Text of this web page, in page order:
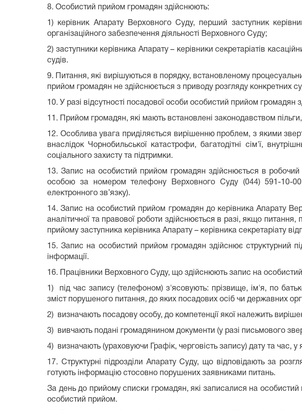
8. Особистий прийом громадян здійснюють:
1) керівник Апарату Верховного Суду, перший заступник
організаційного забезпечення діяльності Верховного Суду;
2) заступники керівника Апарату – керівники секретаріатів
судів.
9. Питання, які вирішуються в порядку, встановленому
прийом громадян не здійснюється з приводу розгляду конкретних
10. У разі відсутності посадової особи особистий прийом
11. Прийом громадян, які мають встановлені законодавством
12. Особлива увага приділяється вирішенню проблем, з якими
внаслідок Чорнобильської катастрофи, багатодітні сім'ї,
соціального захисту та підтримки.
13. Запис на особистий прийом громадян здійснюється в
особою за номером телефону Верховного Суду (044) 591-10-
електронного зв’язку).
14. Запис на особистий прийом громадян до керівника Апарату
аналітичної та правової роботи здійснюється в разі, якщо
прийому заступника керівника Апарату – керівника секретаріату
15. Запис на особистий прийом громадян здійснює структурний
інформації.
16. Працівники Верховного Суду, що здійснюють запис на
1) під час запису (телефоном) з'ясовують: прізвище, ім'я, по
зміст порушеного питання, до яких посадових осіб чи державних
2) визначають посадову особу, до компетенції якої належить
3) вивчають подані громадянином документи (у разі письмового
4) визначають (ураховуючи Графік, черговість запису) дату та час,
17. Структурні підрозділи Апарату Суду, що відповідають за
готують інформацію стосовно порушених заявниками питань.
За день до прийому списки громадян, які записалися на
особистий прийом.